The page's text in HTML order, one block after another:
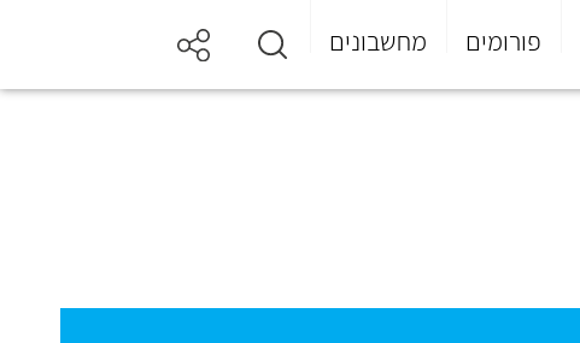
פורומים מחשבונים